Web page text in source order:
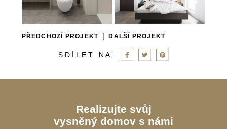
PŘEDCHOZÍ PROJEKT |DALŠÍ PROJEKT
S D Í L E T N A :
Realizujte svůj
vysněný domov s námi